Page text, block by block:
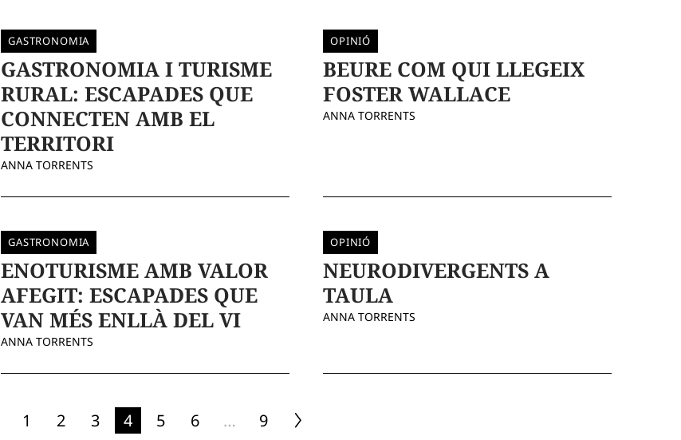
GASTRONOMIA
GASTRONOMIA I TURISME
RURAL: ESCAPADES QUE
CONNECTEN AMB EL
TERRITORI
ANNA TORRENTS
OPINIÓ
BEURE COM QUI LLEGEIX
FOSTER WALLACE
ANNA TORRENTS
GASTRONOMIA
ENOTURISME AMB VALOR
AFEGIT: ESCAPADES QUE
VAN MÉS ENLLÀ DEL VI
ANNA TORRENTS
OPINIÓ
NEURODIVERGENTS A
TAULA
ANNA TORRENTS
1 2 3 4 5 6 … 9